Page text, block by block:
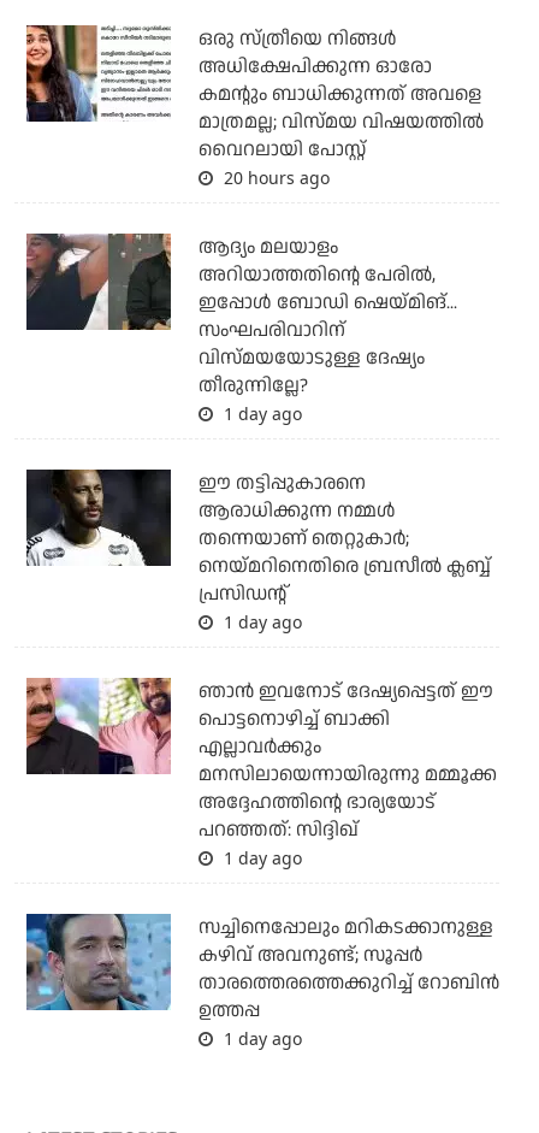
ഒരു സ്ത്രീയെ നിങ്ങള്‍
അധിക്ഷേപിക്കുന്ന ഓരോ
കമന്റും ബാധിക്കുന്നത് അവളെ
മാത്രമല്ല; വിസ്മയ വിഷയത്തില്‍
വൈറലായി പോസ്റ്റ്
20 hours ago
ആദ്യം മലയാളം
അറിയാത്തതിന്റെ പേരില്‍,
ഇപ്പോള്‍ ബോഡി ഷെയ്മിങ്...
സംഘപരിവാറിന്
വിസ്മയയോടുള്ള ദേഷ്യം
തീരുന്നില്ലേ?
1 day ago
ഈ തട്ടിപ്പുകാരനെ
ആരാധിക്കുന്ന നമ്മള്‍
തന്നെയാണ് തെറ്റുകാര്‍;
നെയ്മറിനെതിരെ ബ്രസീല്‍ ക്ലബ്ബ്
പ്രസിഡന്റ്
1 day ago
ഞാന്‍ ഇവനോട് ദേഷ്യപ്പെട്ടത് ഈ
പൊട്ടനൊഴിച്ച് ബാക്കി
എല്ലാവര്‍ക്കും
മനസിലായെന്നായിരുന്നു മമ്മൂക്ക
അദ്ദേഹത്തിന്റെ ഭാര്യയോട്
പറഞ്ഞത്: സിദ്ദിഖ്
1 day ago
സച്ചിനെപ്പോലും മറികടക്കാനുള്ള
കഴിവ് അവനുണ്ട്; സൂപ്പര്‍
താരത്തെരത്തെക്കുറിച്ച് റോബിന്‍
ഉത്തപ്പ
1 day ago